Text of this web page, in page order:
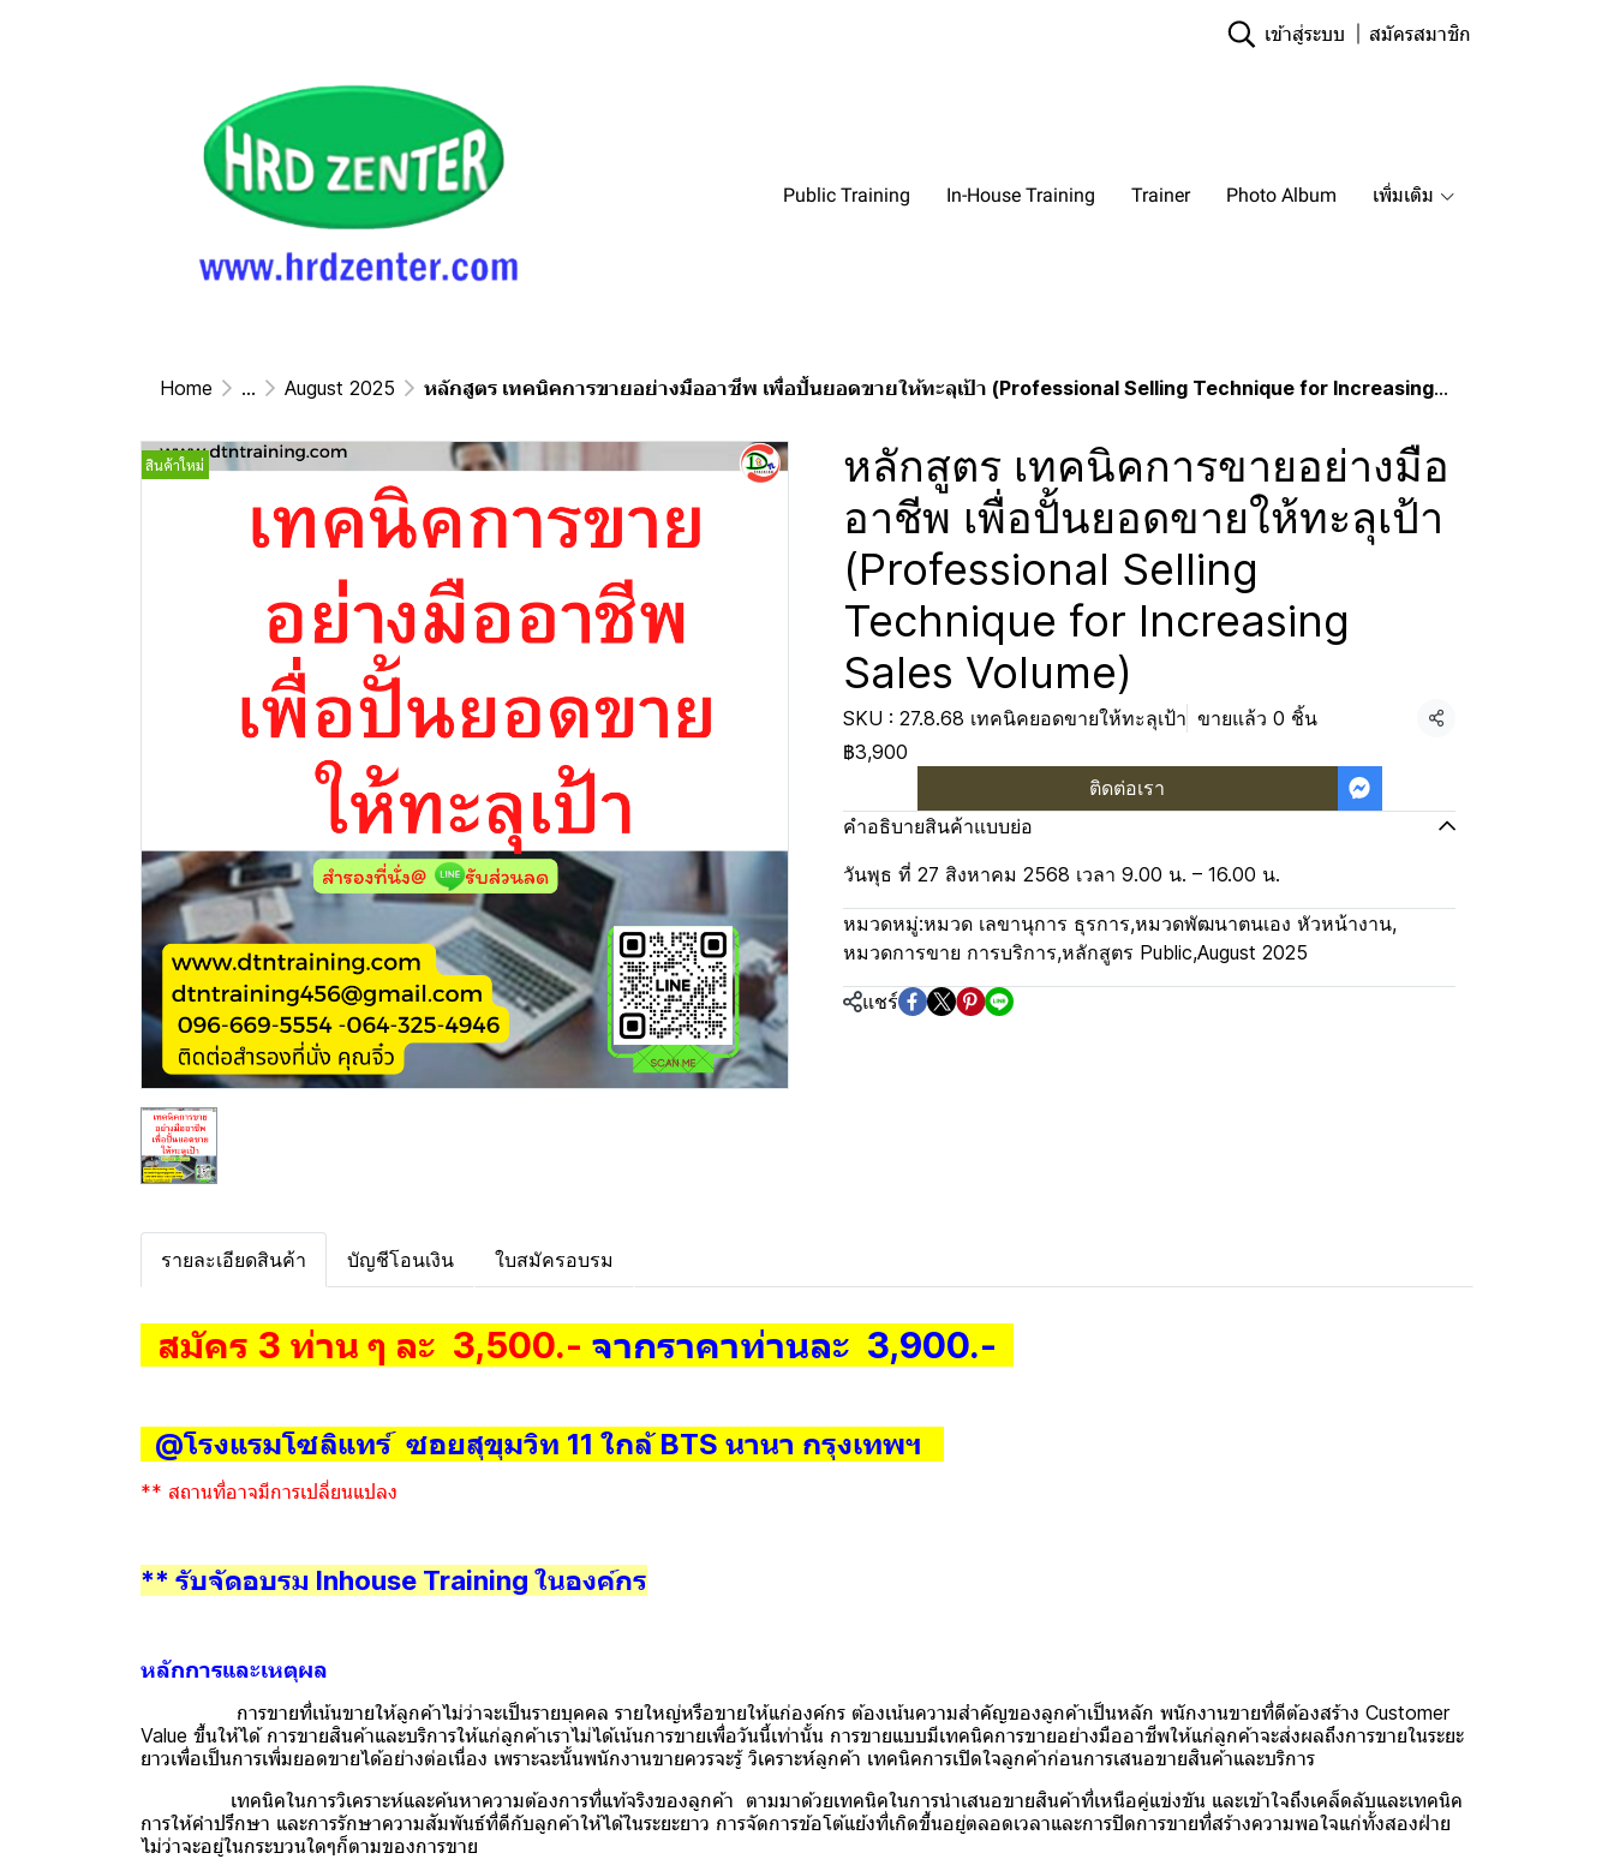
เข้าสู่ระบบ สมัครสมาชิก
Public Training In-House Training Trainer Photo Album เพิ่มเติม
Home ... August 2025 หลักสูตร เทคนิคการขายอย่างมืออาชีพ เพื่อปั้นยอดขายให้ทะลุเป้า (Professional Selling Technique for Increasing Sales Volume)
สินค้าใหม่
หลักสูตร เทคนิคการขายอย่างมือ
อาชีพ เพื่อปั้นยอดขายให้ทะลุเป้า
(Professional Selling
Technique for Increasing
Sales Volume)
SKU : 27.8.68 เทคนิคยอดขายให้ทะลุเป้า ขายแล้ว 0 ชิ้น แชร์
฿3,900
ติดต่อเรา
คำอธิบายสินค้าแบบย่อ
วันพุธ ที่ 27 สิงหาคม 2568 เวลา 9.00 น. – 16.00 น.
หมวดหมู่:หมวด เลขานุการ ธุรการ,หมวดพัฒนาตนเอง หัวหน้างาน,
หมวดการขาย การบริการ,หลักสูตร Public,August 2025
แชร์
รายละเอียดสินค้า บัญชีโอนเงิน ใบสมัครอบรม
สมัคร 3 ท่าน ๆ ละ 3,500.- จากราคาท่านละ 3,900.-
@โรงแรมโซลิแทร์ ซอยสุขุมวิท 11 ใกล้ BTS นานา กรุงเทพฯ
** สถานที่อาจมีการเปลี่ยนแปลง
** รับจัดอบรม Inhouse Training ในองค์กร
หลักการและเหตุผล
การขายที่เน้นขายให้ลูกค้าไม่ว่าจะเป็นรายบุคคล รายใหญ่หรือขายให้แก่องค์กร ต้องเน้นความสำคัญของลูกค้าเป็นหลัก พนักงานขายที่ดีต้องสร้าง Customer
Value ขึ้นให้ได้ การขายสินค้าและบริการให้แก่ลูกค้าเราไม่ได้เน้นการขายเพื่อวันนี้เท่านั้น การขายแบบมีเทคนิคการขายอย่างมืออาชีพให้แก่ลูกค้าจะส่งผลถึงการขายในระยะ
ยาวเพื่อเป็นการเพิ่มยอดขายได้อย่างต่อเนื่อง เพราะฉะนั้นพนักงานขายควรจะรู้ วิเคราะห์ลูกค้า เทคนิคการเปิดใจลูกค้าก่อนการเสนอขายสินค้าและบริการ
เทคนิคในการวิเคราะห์และค้นหาความต้องการที่แท้จริงของลูกค้า ตามมาด้วยเทคนิคในการนำเสนอขายสินค้าที่เหนือคู่แข่งขัน และเข้าใจถึงเคล็ดลับและเทคนิค
การให้คำปรึกษา และการรักษาความสัมพันธ์ที่ดีกับลูกค้าให้ได้ในระยะยาว การจัดการข้อโต้แย้งที่เกิดขึ้นอยู่ตลอดเวลาและการปิดการขายที่สร้างความพอใจแก่ทั้งสองฝ่าย
ไม่ว่าจะอยู่ในกระบวนใดๆก็ตามของการขาย